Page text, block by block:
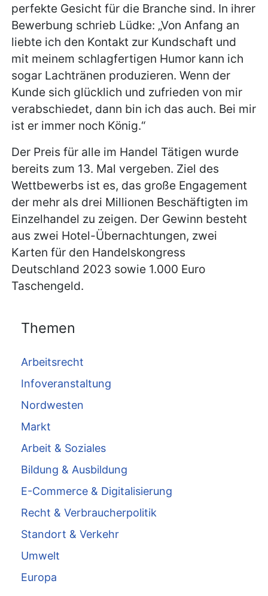
perfekte Gesicht für die Branche sind. In ihrer
Bewerbung schrieb Lüdke: „Von Anfang an
liebte ich den Kontakt zur Kundschaft und
mit meinem schlagfertigen Humor kann ich
sogar Lachtränen produzieren. Wenn der
Kunde sich glücklich und zufrieden von mir
verabschiedet, dann bin ich das auch. Bei mir
ist er immer noch König.“
Der Preis für alle im Handel Tätigen wurde
bereits zum 13. Mal vergeben. Ziel des
Wettbewerbs ist es, das große Engagement
der mehr als drei Millionen Beschäftigten im
Einzelhandel zu zeigen. Der Gewinn besteht
aus zwei Hotel-Übernachtungen, zwei
Karten für den Handelskongress
Deutschland 2023 sowie 1.000 Euro
Taschengeld.
Themen
Arbeitsrecht
Infoveranstaltung
Nordwesten
Markt
Arbeit & Soziales
Bildung & Ausbildung
E-Commerce & Digitalisierung
Recht & Verbraucherpolitik
Standort & Verkehr
Umwelt
Europa